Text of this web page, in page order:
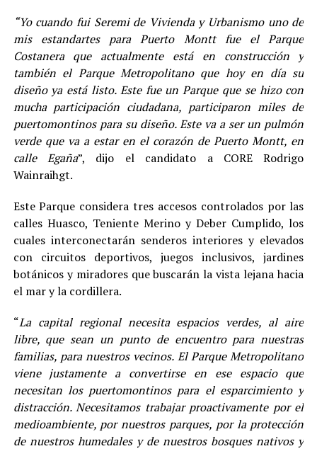
“Yo cuando fui Seremi de Vivienda y Urbanismo uno de
mis estandartes para Puerto Montt fue el Parque
Costanera que actualmente está en construcción y
también el Parque Metropolitano que hoy en día su
diseño ya está listo. Este fue un Parque que se hizo con
mucha participación ciudadana, participaron miles de
puertomontinos para su diseño. Este va a ser un pulmón
verde que va a estar en el corazón de Puerto Montt, en
calle Egaña”, dijo el candidato a CORE Rodrigo
Wainraihgt.
Este Parque considera tres accesos controlados por las
calles Huasco, Teniente Merino y Deber Cumplido, los
cuales interconectarán senderos interiores y elevados
con circuitos deportivos, juegos inclusivos, jardines
botánicos y miradores que buscarán la vista lejana hacia
el mar y la cordillera.
“La capital regional necesita espacios verdes, al aire
libre, que sean un punto de encuentro para nuestras
familias, para nuestros vecinos. El Parque Metropolitano
viene justamente a convertirse en ese espacio que
necesitan los puertomontinos para el esparcimiento y
distracción. Necesitamos trabajar proactivamente por el
medioambiente, por nuestros parques, por la protección
de nuestros humedales y de nuestros bosques nativos y